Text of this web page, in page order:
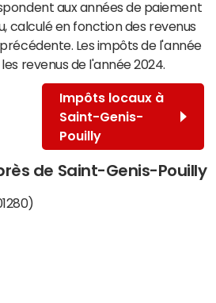
aux années de paiement
calculé en fonction des revenus
Les impôts de l'année
revenus de l'année 2024.
Impôts locaux à
Saint-Genis-
Pouilly
de Saint-Genis-Pouilly